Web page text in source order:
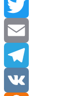
Facebook
Twitter
Email
Telegram